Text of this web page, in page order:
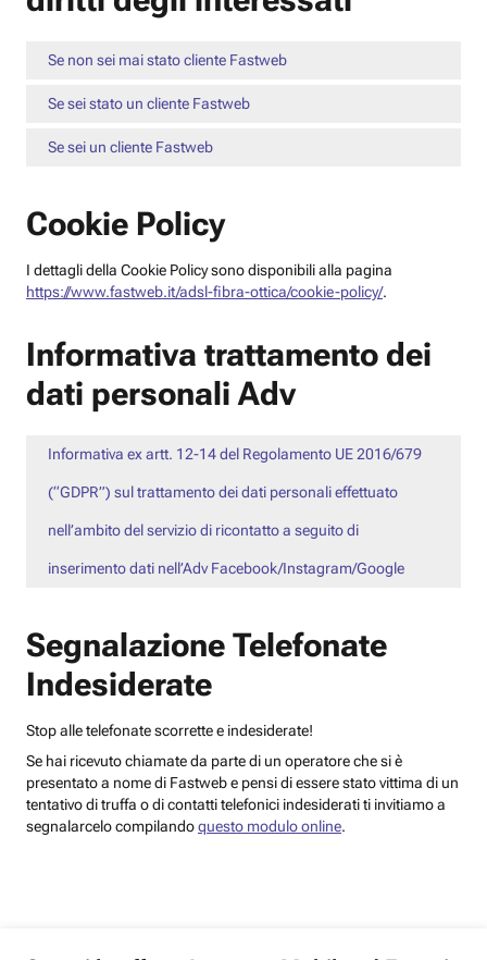
Se non sei mai stato cliente Fastweb
Se sei stato un cliente Fastweb
Se sei un cliente Fastweb
Cookie Policy
I dettagli della Cookie Policy sono disponibili alla pagina
https://www.fastweb.it/adsl-fibra-ottica/cookie-policy/.
Informativa trattamento dei
dati personali Adv
Informativa ex artt. 12-14 del Regolamento UE 2016/679
(“GDPR”) sul trattamento dei dati personali effettuato
nell’ambito del servizio di ricontatto a seguito di
inserimento dati nell’Adv Facebook/Instagram/Google
Segnalazione Telefonate
Indesiderate
Stop alle telefonate scorrette e indesiderate!
Se hai ricevuto chiamate da parte di un operatore che si è
presentato a nome di Fastweb e pensi di essere stato vittima di un
tentativo di truffa o di contatti telefonici indesiderati ti invitiamo a
segnalarcelo compilandoquesto modulo online.